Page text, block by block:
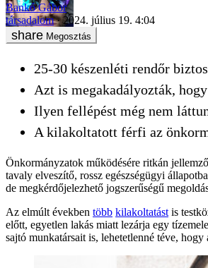
Bankó Gábor
társadalom
2024. július 19. 4:04
Megosztás
25-30 készenléti rendőr
Azt is megakadályozták,
Ilyen fellépést még nem
A kilakoltatott férfi az
Önkormányzatok működésére ritkán
tavaly elveszítő, rossz egészségügyi
de megkérdőjelezhető jogszerűségű
Az elmúlt években több kilakoltatást is
előtt, egyetlen lakás miatt lezárja egy
sajtó munkatársait is, lehetetlenné téve,